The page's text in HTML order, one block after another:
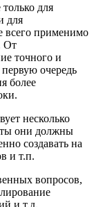
для
для
всего применимо
От
точного и
очередь
более
несколько
они должны
создавать на
и т.п.
вопросов,
и т.д.